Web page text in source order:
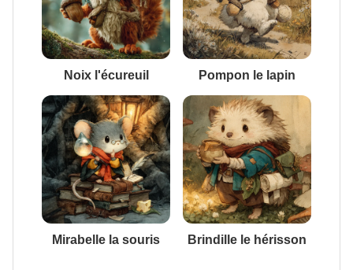
Noix l'écureuil Pompon le lapin
Mirabelle la souris Brindille le hérisson